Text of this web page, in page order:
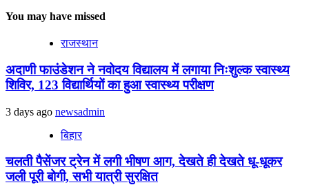
You may have missed
राजस्थान
अदाणी फाउंडेशन ने नवोदय विद्यालय में लगाया निःशुल्क स्वास्थ्य
शिविर, 123 विद्यार्थियों का हुआ स्वास्थ्य परीक्षण
3 days ago newsadmin
बिहार
चलती पैसेंजर ट्रेन में लगी भीषण आग, देखते ही देखते धू-धूकर
जली पूरी बोगी, सभी यात्री सुरक्षित